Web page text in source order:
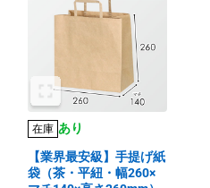
在庫 あり
【業界最安級】手提げ紙
袋（茶・平紐・幅260×